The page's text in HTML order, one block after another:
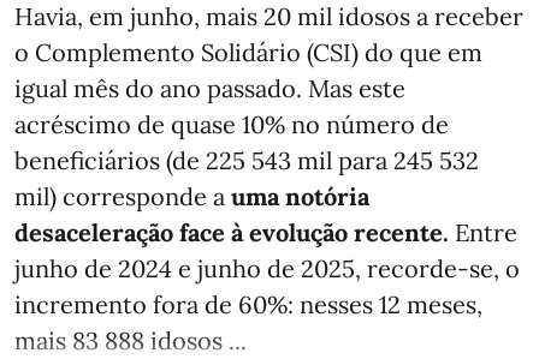
Havia, em junho, mais 20 mil idosos a receber
o Complemento Solidário (CSI) do que em
igual mês do ano passado. Mas este
acréscimo de quase 10% no número de
beneficiários (de 225 543 mil para 245 532
mil) corresponde a uma notória
desaceleração face à evolução recente. Entre
junho de 2024 e junho de 2025, recorde-se, o
incremento fora de 60%: nesses 12 meses,
mais 83 888 idosos ...